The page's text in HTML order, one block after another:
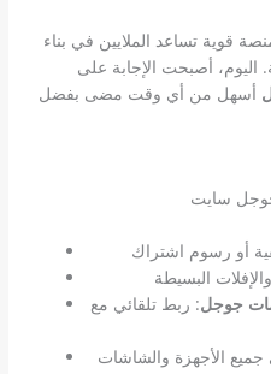
قوية تساعد الملايين في بناء
اليوم، أصبحت الإجابة على
أسهل من أي وقت مضى بفضل
أو رسوم اشتراك
البسيطة
جوجل: ربط تلقائي مع Gmail و Drive و
جميع الأجهزة والشاشات